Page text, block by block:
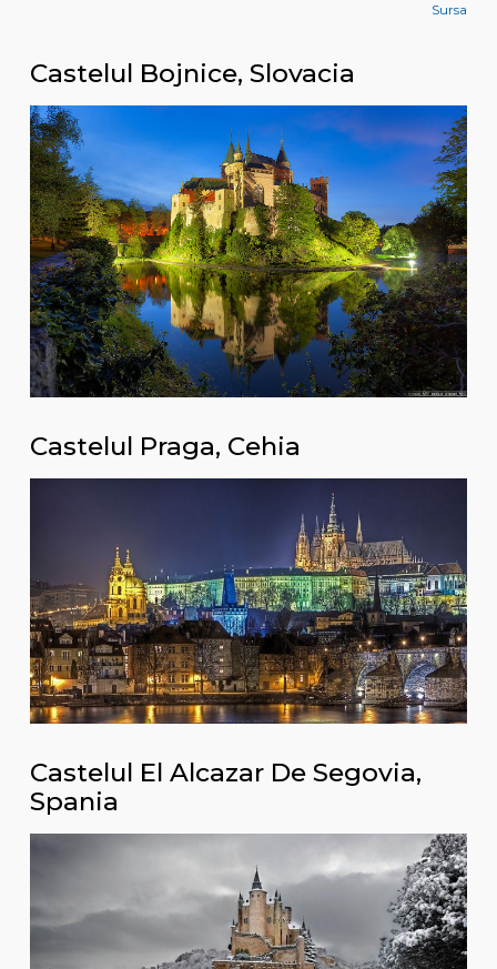
Sursa
Castelul Bojnice, Slovacia
Castelul Praga, Cehia
Castelul El Alcazar De Segovia,
Spania